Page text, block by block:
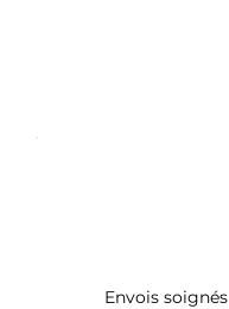
Envois soignés